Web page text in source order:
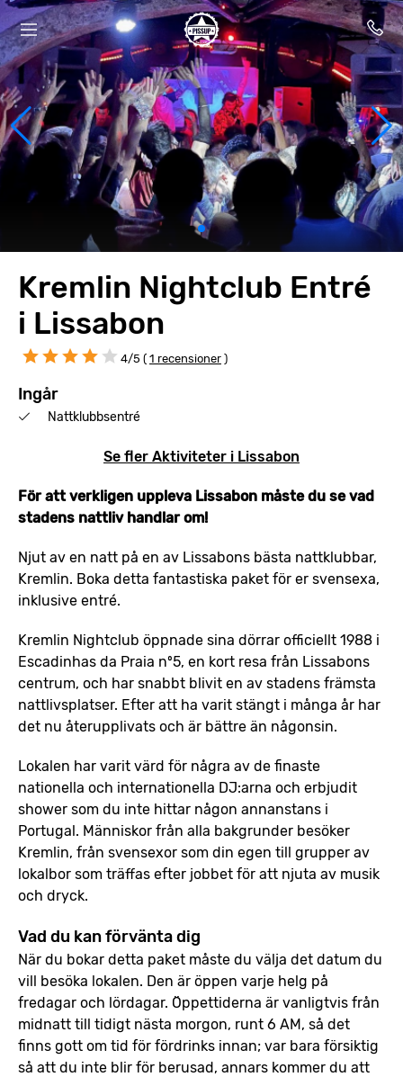
Kremlin Nightclub Entré
i Lissabon
4/5 ( 1 recensioner )
Ingår
Nattklubbsentré
Se fler Aktiviteter i Lissabon
För att verkligen uppleva Lissabon måste du se vad
stadens nattliv handlar om!
Njut av en natt på en av Lissabons bästa nattklubbar,
Kremlin. Boka detta fantastiska paket för er svensexa,
inklusive entré.
Kremlin Nightclub öppnade sina dörrar officiellt 1988 i
Escadinhas da Praia nº5, en kort resa från Lissabons
centrum, och har snabbt blivit en av stadens främsta
nattlivsplatser. Efter att ha varit stängt i många år har
det nu återupplivats och är bättre än någonsin.
Lokalen har varit värd för några av de finaste
nationella och internationella DJ:arna och erbjudit
shower som du inte hittar någon annanstans i
Portugal. Människor från alla bakgrunder besöker
Kremlin, från svensexor som din egen till grupper av
lokalbor som träffas efter jobbet för att njuta av musik
och dryck.
Vad du kan förvänta dig
När du bokar detta paket måste du välja det datum du
vill besöka lokalen. Den är öppen varje helg på
fredagar och lördagar. Öppettiderna är vanligtvis från
midnatt till tidigt nästa morgon, runt 6 AM, så det
finns gott om tid för fördrinks innan; var bara försiktig
så att du inte blir för berusad, annars kommer du att